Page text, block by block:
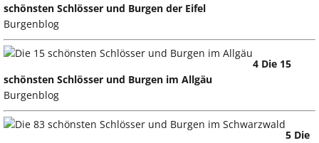
schönsten Schlösser und Burgen der Eifel
Burgenblog
4 Die 15
schönsten Schlösser und Burgen im Allgäu
Burgenblog
5 Die